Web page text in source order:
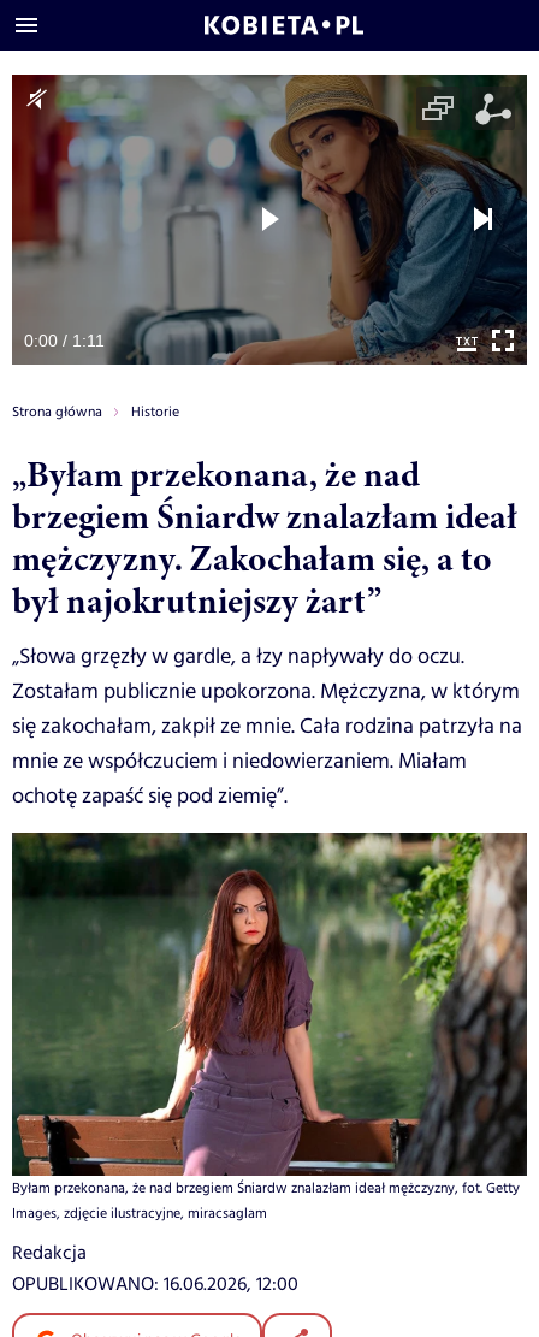
0:00 / 1:11
Strona główna Historie
„Byłam przekonana, że nad
brzegiem Śniardw znalazłam ideał
mężczyzny. Zakochałam się, a to
był najokrutniejszy żart”
„Słowa grzęzły w gardle, a łzy napływały do oczu.
Zostałam publicznie upokorzona. Mężczyzna, w którym
się zakochałam, zakpił ze mnie. Cała rodzina patrzyła na
mnie ze współczuciem i niedowierzaniem. Miałam
ochotę zapaść się pod ziemię”.
Byłam przekonana, że nad brzegiem Śniardw znalazłam ideał mężczyzny, fot. Getty
Images, zdjęcie ilustracyjne, miracsaglam
Redakcja
OPUBLIKOWANO: 16.06.2026, 12:00